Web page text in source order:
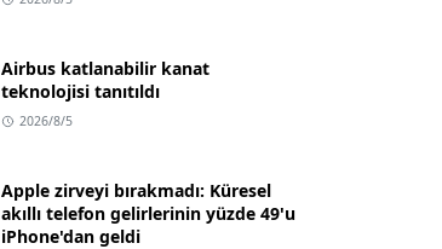
Airbus katlanabilir kanat
teknolojisi tanıtıldı
2026/8/5
Apple zirveyi bırakmadı: Küresel
akıllı telefon gelirlerinin yüzde 49'u
iPhone'dan geldi